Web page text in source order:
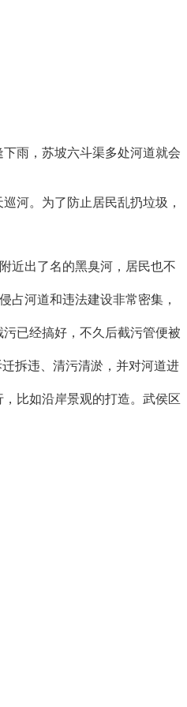
雨，苏坡六斗渠多处河道就会
河。为了防止居民乱扔垃圾，
近出了名的黑臭河，居民也不
河道和违法建设非常密集，
已经搞好，不久后截污管便被
拆违、清污清淤，并对河道进
比如沿岸景观的打造。武侯区